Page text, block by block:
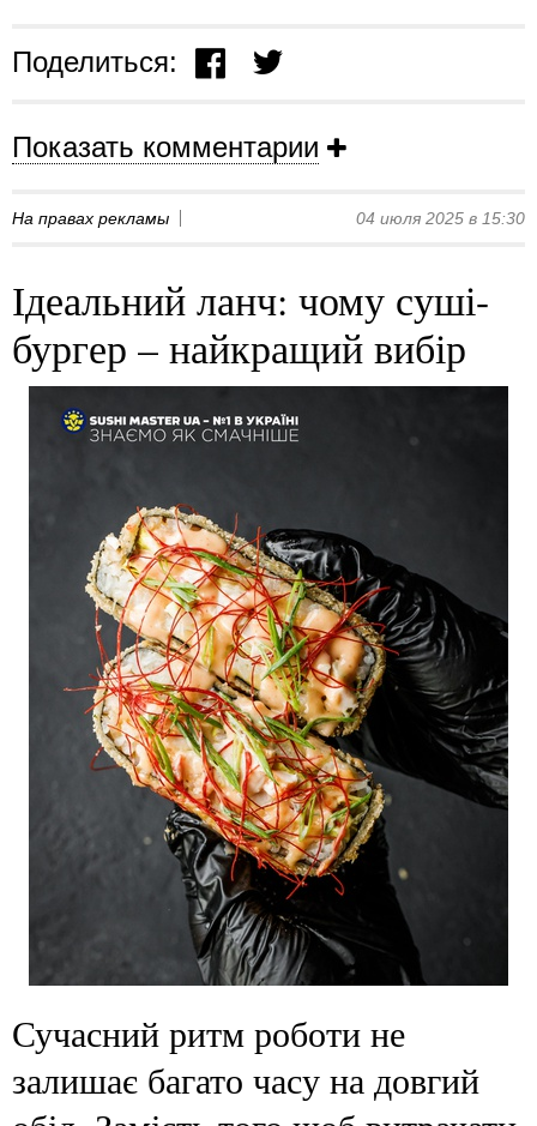
Поделиться:
Показать комментарии
На правах рекламы 04 июля 2025 в 15:30
Ідеальний ланч: чому суші-
бургер – найкращий вибір
Сучасний ритм роботи не
залишає багато часу на довгий